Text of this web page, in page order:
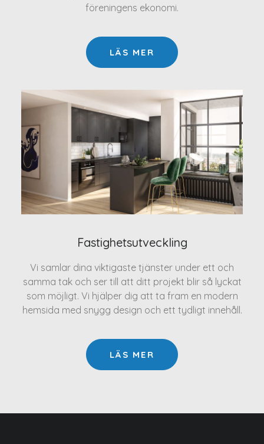
föreningens ekonomi.
LÄS MER
Fastighetsutveckling
Vi samlar dina viktigaste tjänster under ett och
samma tak och ser till att ditt projekt blir så lyckat
som möjligt. Vi hjälper dig att ta fram en modern
hemsida med snygg design och ett tydligt innehåll.
LÄS MER